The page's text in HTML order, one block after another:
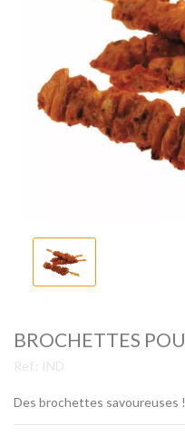
BROCHETTES
Ref.:
IND
Des brochettes savoureuses